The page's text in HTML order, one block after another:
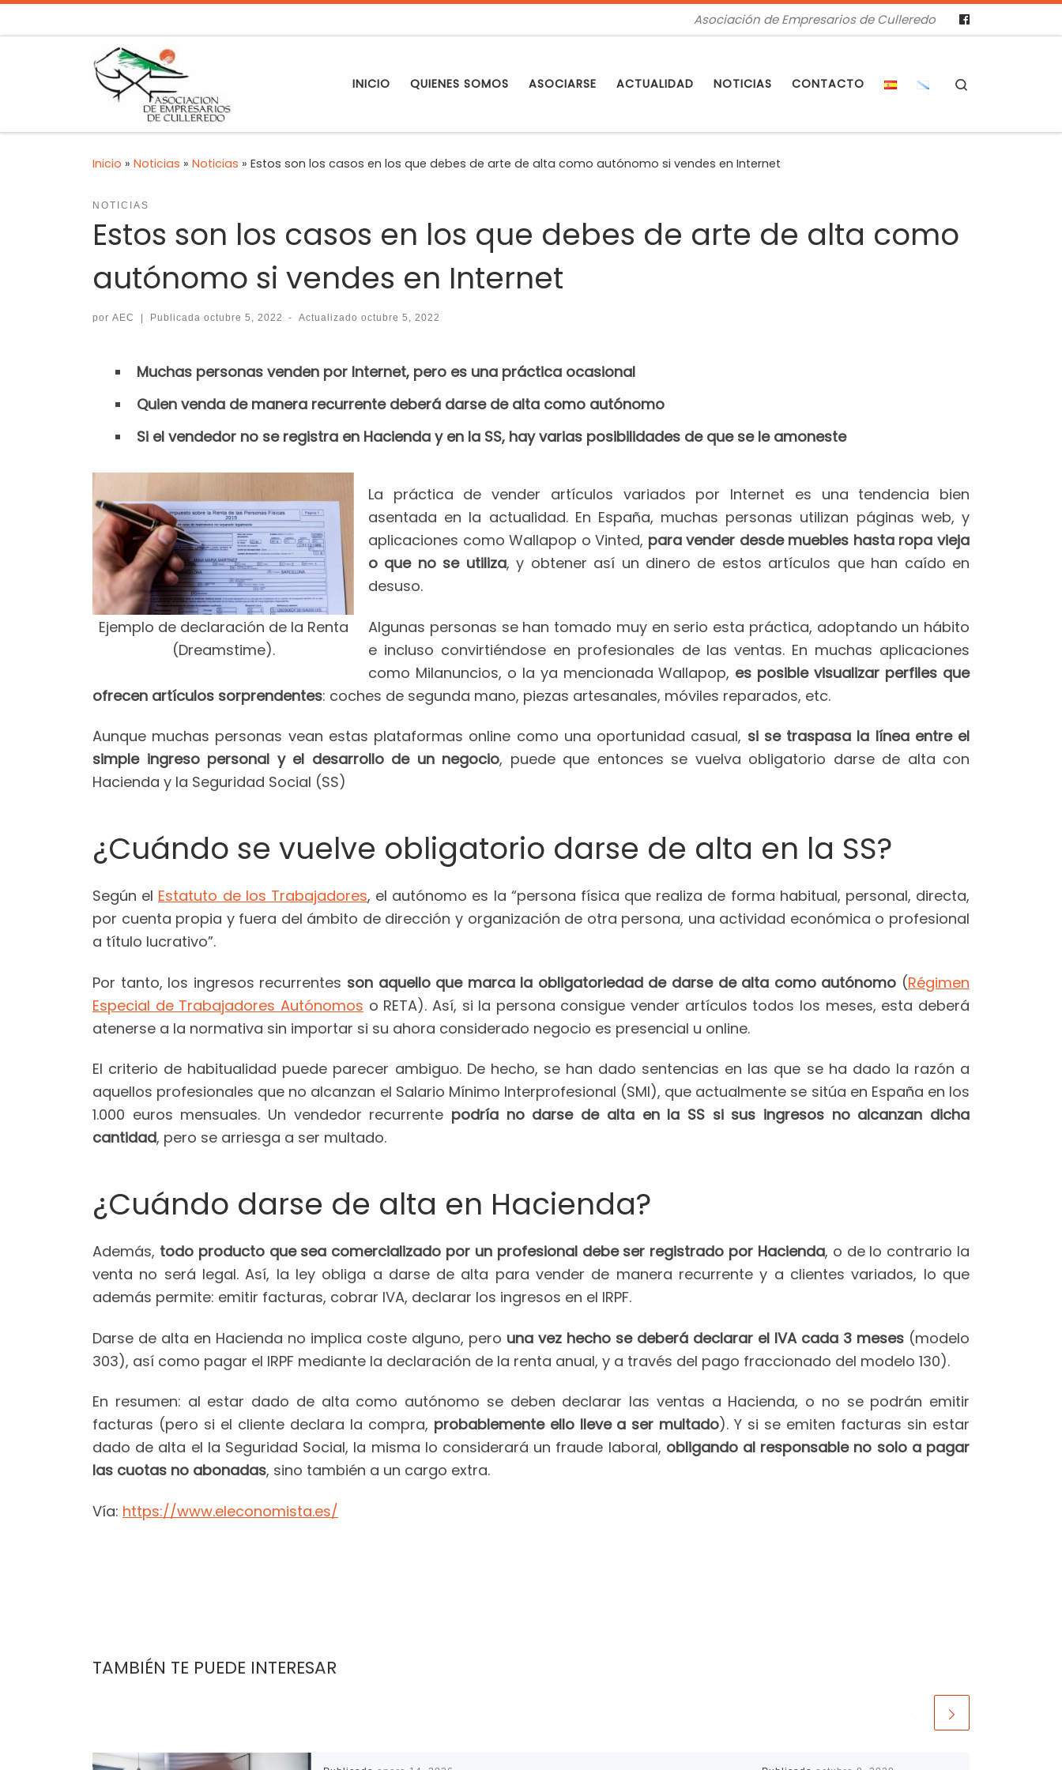
Asociación de Empresarios de Culleredo
INICIO QUIENES SOMOS ASOCIARSE ACTUALIDAD NOTICIAS CONTACTO
Inicio » Noticias » Noticias » Estos son los casos en los que debes de arte de alta como autónomo si vendes en Internet
NOTICIAS
Estos son los casos en los que debes de arte de alta como
autónomo si vendes en Internet
por AEC | Publicada octubre 5, 2022 - Actualizadooctubre 5, 2022
Muchas personas venden por Internet, pero es una práctica ocasional
Quien venda de manera recurrente deberá darse de alta como autónomo
Si el vendedor no se registra en Hacienda y en la SS, hay varias posibilidades de que se le amoneste
Ejemplo de declaración de la Renta
(Dreamstime).
La práctica de vender artículos variados por Internet es una tendencia bien
asentada en la actualidad. En España, muchas personas utilizan páginas web, y
aplicaciones como Wallapop o Vinted, para vender desde muebles hasta ropa vieja
o que no se utiliza, y obtener así un dinero de estos artículos que han caído en
desuso.
Algunas personas se han tomado muy en serio esta práctica, adoptando un hábito
e incluso convirtiéndose en profesionales de las ventas. En muchas aplicaciones
como Milanuncios, o la ya mencionada Wallapop, es posible visualizar perfiles que
ofrecen artículos sorprendentes: coches de segunda mano, piezas artesanales, móviles reparados, etc.
Aunque muchas personas vean estas plataformas online como una oportunidad casual, si se traspasa la línea entre el
simple ingreso personal y el desarrollo de un negocio, puede que entonces se vuelva obligatorio darse de alta con
Hacienda y la Seguridad Social (SS)
¿Cuándo se vuelve obligatorio darse de alta en la SS?
Según el Estatuto de los Trabajadores, el autónomo es la “persona física que realiza de forma habitual, personal, directa,
por cuenta propia y fuera del ámbito de dirección y organización de otra persona, una actividad económica o profesional
a título lucrativo”.
Por tanto, los ingresos recurrentes son aquello que marca la obligatoriedad de darse de alta como autónomo (Régimen
Especial de Trabajadores Autónomos o RETA). Así, si la persona consigue vender artículos todos los meses, esta deberá
atenerse a la normativa sin importar si su ahora considerado negocio es presencial u online.
El criterio de habitualidad puede parecer ambiguo. De hecho, se han dado sentencias en las que se ha dado la razón a
aquellos profesionales que no alcanzan el Salario Mínimo Interprofesional (SMI), que actualmente se sitúa en España en los
1.000 euros mensuales. Un vendedor recurrente podría no darse de alta en la SS si sus ingresos no alcanzan dicha
cantidad, pero se arriesga a ser multado.
¿Cuándo darse de alta en Hacienda?
Además, todo producto que sea comercializado por un profesional debe ser registrado por Hacienda, o de lo contrario la
venta no será legal. Así, la ley obliga a darse de alta para vender de manera recurrente y a clientes variados, lo que
además permite: emitir facturas, cobrar IVA, declarar los ingresos en el IRPF.
Darse de alta en Hacienda no implica coste alguno, pero una vez hecho se deberá declarar el IVA cada 3 meses (modelo
303), así como pagar el IRPF mediante la declaración de la renta anual, y a través del pago fraccionado del modelo 130).
En resumen: al estar dado de alta como autónomo se deben declarar las ventas a Hacienda, o no se podrán emitir
facturas (pero si el cliente declara la compra, probablemente ello lleve a ser multado). Y si se emiten facturas sin estar
dado de alta el la Seguridad Social, la misma lo considerará un fraude laboral, obligando al responsable no solo a pagar
las cuotas no abonadas, sino también a un cargo extra.
Vía: https://www.eleconomista.es/
TAMBIÉN TE PUEDE INTERESAR